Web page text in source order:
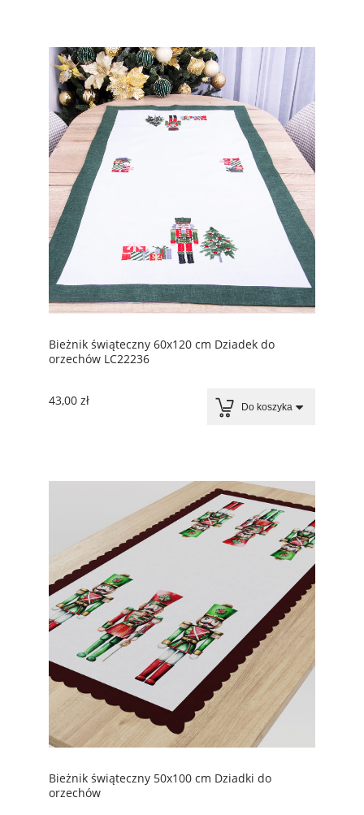
Bieżnik świąteczny 60x120 cm Dziadek do
orzechów LC22236
43,00 zł Do koszyka
Bieżnik świąteczny 50x100 cm Dziadki do
orzechów